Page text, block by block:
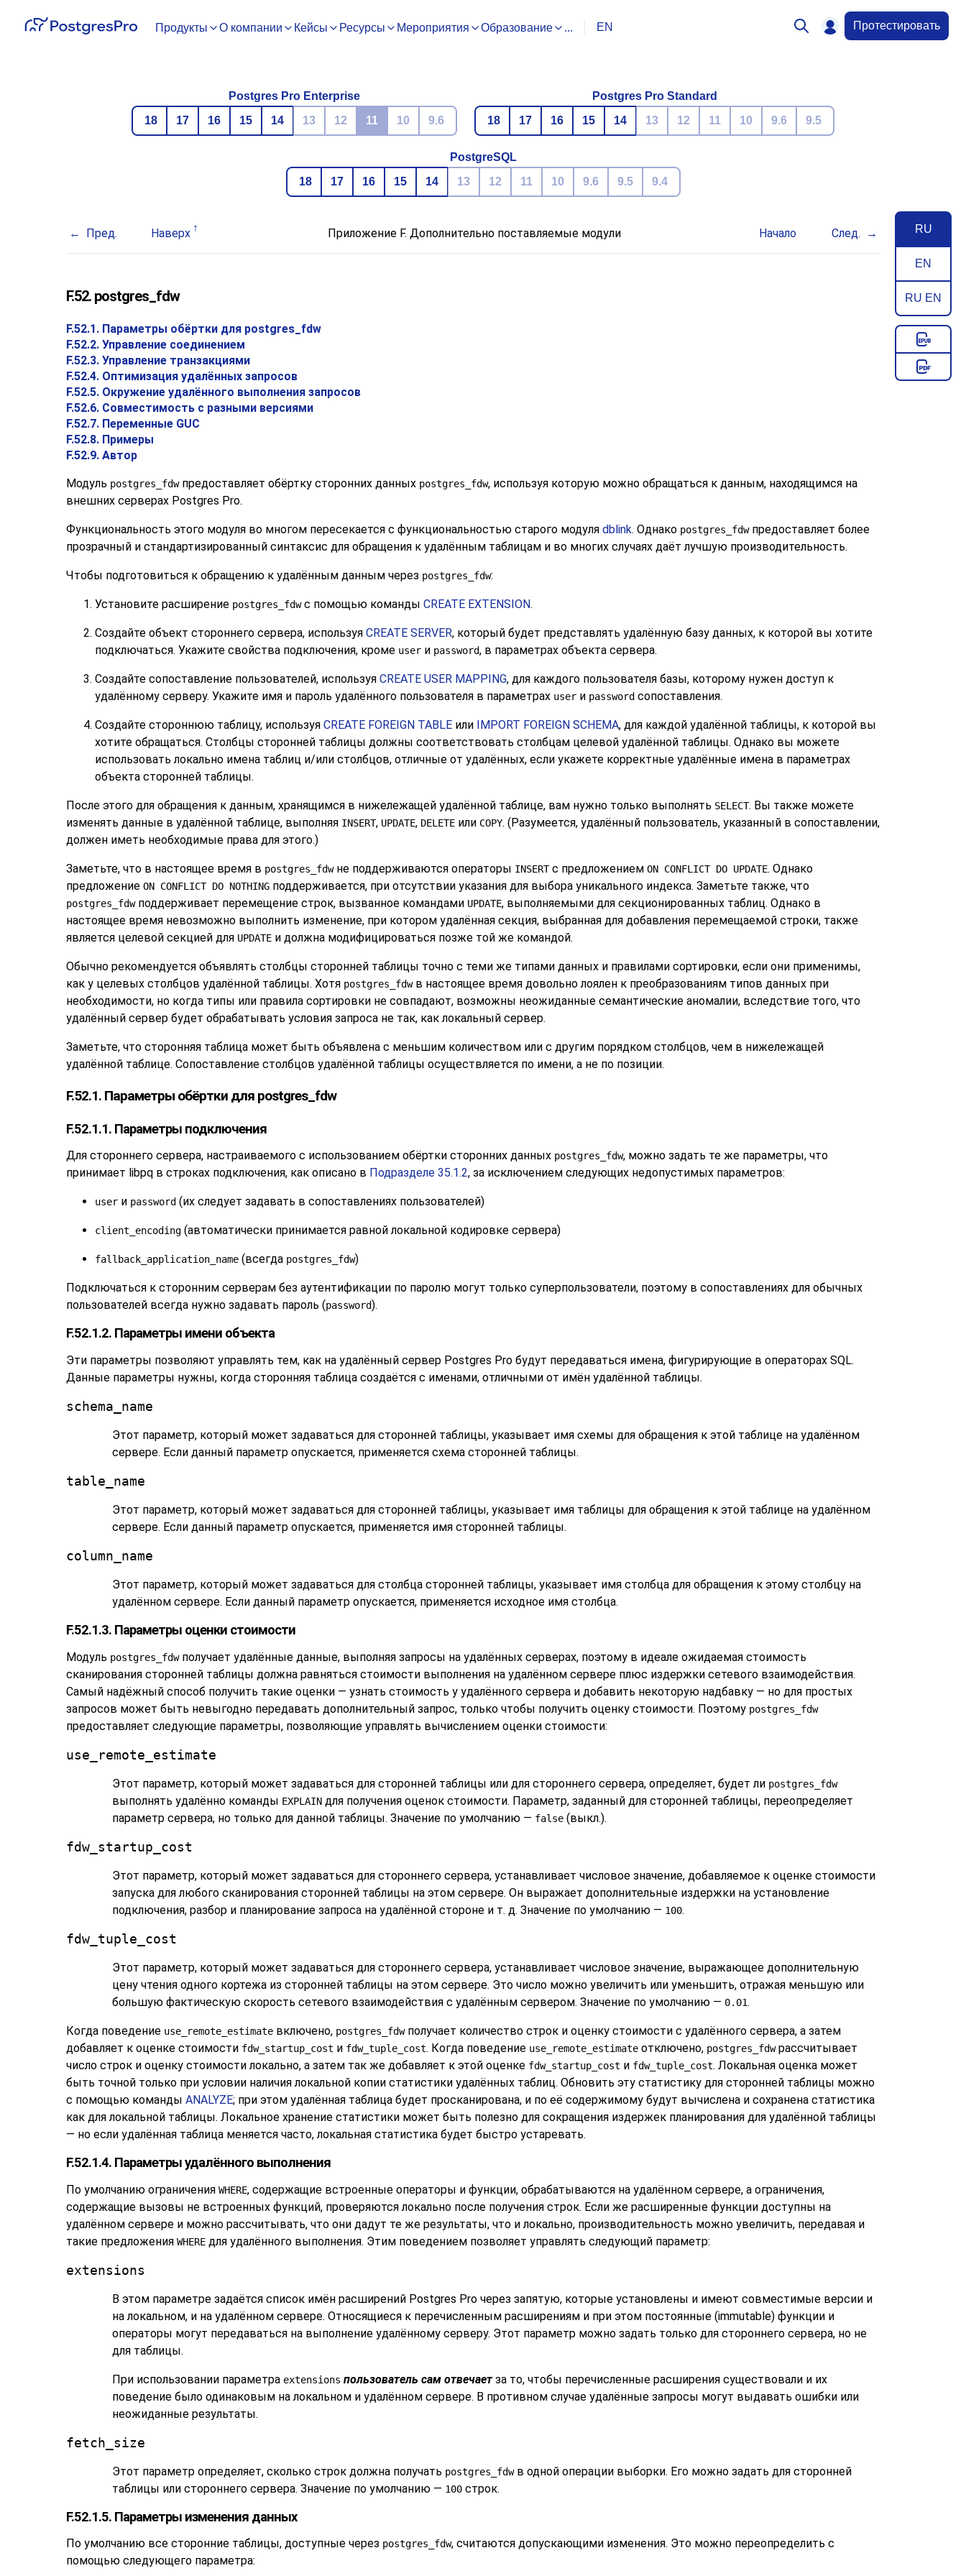
Продукты О компании Кейсы Ресурсы Мероприятия Образование ... EN Протестировать
Postgres Pro Enterprise
18
17 16 15 14 13 12 11 10 9.6
Postgres Pro Standard
18
17 16 15 14 13 12 11 10 9.6 9.5
PostgreSQL
18
17 16 15 14 13 12 11 10 9.6 9.5 9.4
RU
EN
RU EN
Пред. Наверх Приложение F. Дополнительно поставляемые модули Начало След.
F.52. postgres_fdw
F.52.1. Параметры обёртки для postgres_fdw
F.52.2. Управление соединением
F.52.3. Управление транзакциями
F.52.4. Оптимизация удалённых запросов
F.52.5. Окружение удалённого выполнения запросов
F.52.6. Совместимость с разными версиями
F.52.7. Переменные GUC
F.52.8. Примеры
F.52.9. Автор
Модуль postgres_fdwпредоставляет обёртку сторонних данных postgres_fdw, используя которую можно обращаться к данным, находящимся на
внешних серверах Postgres Pro.
Функциональность этого модуля во многом пересекается с функциональностью старого модуля dblink. Однако postgres_fdwпредоставляет более
прозрачный и стандартизированный синтаксис для обращения к удалённым таблицам и во многих случаях даёт лучшую производительность.
Чтобы подготовиться к обращению к удалённым данным через postgres_fdw:
Установите расширение postgres_fdwс помощью команды CREATE EXTENSION.
Создайте объект стороннего сервера, используя CREATE SERVER, который будет представлять удалённую базу данных, к которой вы хотите
подключаться. Укажите свойства подключения, кроме user и password, в параметрах объекта сервера.
Создайте сопоставление пользователей, используя CREATE USER MAPPING, для каждого пользователя базы, которому нужен доступ к
удалённому серверу. Укажите имя и пароль удалённого пользователя в параметрах user и password сопоставления.
Создайте стороннюю таблицу, используя CREATE FOREIGN TABLE или IMPORT FOREIGN SCHEMA, для каждой удалённой таблицы, к которой вы
хотите обращаться. Столбцы сторонней таблицы должны соответствовать столбцам целевой удалённой таблицы. Однако вы можете
использовать локально имена таблиц и/или столбцов, отличные от удалённых, если укажете корректные удалённые имена в параметрах
объекта сторонней таблицы.
После этого для обращения к данным, хранящимся в нижележащей удалённой таблице, вам нужно только выполнять SELECT. Вы также можете
изменять данные в удалённой таблице, выполняя INSERT, UPDATE, DELETE или COPY. (Разумеется, удалённый пользователь, указанный в сопоставлении,
должен иметь необходимые права для этого.)
Заметьте, что в настоящее время в postgres_fdwне поддерживаются операторы INSERTс предложением ON CONFLICT DO UPDATE. Однако
предложение ON CONFLICT DO NOTHING поддерживается, при отсутствии указания для выбора уникального индекса. Заметьте также, что
postgres_fdwподдерживает перемещение строк, вызванное командами UPDATE, выполняемыми для секционированных таблиц. Однако в
настоящее время невозможно выполнить изменение, при котором удалённая секция, выбранная для добавления перемещаемой строки, также
является целевой секцией для UPDATE и должна модифицироваться позже той же командой.
Обычно рекомендуется объявлять столбцы сторонней таблицы точно с теми же типами данных и правилами сортировки, если они применимы,
как у целевых столбцов удалённой таблицы. Хотя postgres_fdwв настоящее время довольно лоялен к преобразованиям типов данных при
необходимости, но когда типы или правила сортировки не совпадают, возможны неожиданные семантические аномалии, вследствие того, что
удалённый сервер будет обрабатывать условия запроса не так, как локальный сервер.
Заметьте, что сторонняя таблица может быть объявлена с меньшим количеством или с другим порядком столбцов, чем в нижележащей
удалённой таблице. Сопоставление столбцов удалённой таблицы осуществляется по имени, а не по позиции.
F.52.1. Параметры обёртки для postgres_fdw
F.52.1.1. Параметры подключения
Для стороннего сервера, настраиваемого с использованием обёртки сторонних данных postgres_fdw, можно задать те же параметры, что
принимает libpq в строках подключения, как описано в Подразделе 35.1.2, за исключением следующих недопустимых параметров:
user и password (их следует задавать в сопоставлениях пользователей)
client_encoding (автоматически принимается равной локальной кодировке сервера)
fallback_application_name (всегда postgres_fdw)
Подключаться к сторонним серверам без аутентификации по паролю могут только суперпользователи, поэтому в сопоставлениях для обычных
пользователей всегда нужно задавать пароль (password).
F.52.1.2. Параметры имени объекта
Эти параметры позволяют управлять тем, как на удалённый сервер Postgres Pro будут передаваться имена, фигурирующие в операторах SQL.
Данные параметры нужны, когда сторонняя таблица создаётся с именами, отличными от имён удалённой таблицы.
schema_name
Этот параметр, который может задаваться для сторонней таблицы, указывает имя схемы для обращения к этой таблице на удалённом
сервере. Если данный параметр опускается, применяется схема сторонней таблицы.
table_name
Этот параметр, который может задаваться для сторонней таблицы, указывает имя таблицы для обращения к этой таблице на удалённом
сервере. Если данный параметр опускается, применяется имя сторонней таблицы.
column_name
Этот параметр, который может задаваться для столбца сторонней таблицы, указывает имя столбца для обращения к этому столбцу на
удалённом сервере. Если данный параметр опускается, применяется исходное имя столбца.
F.52.1.3. Параметры оценки стоимости
Модуль postgres_fdwполучает удалённые данные, выполняя запросы на удалённых серверах, поэтому в идеале ожидаемая стоимость
сканирования сторонней таблицы должна равняться стоимости выполнения на удалённом сервере плюс издержки сетевого взаимодействия.
Самый надёжный способ получить такие оценки — узнать стоимость у удалённого сервера и добавить некоторую надбавку — но для простых
запросов может быть невыгодно передавать дополнительный запрос, только чтобы получить оценку стоимости. Поэтому postgres_fdw
предоставляет следующие параметры, позволяющие управлять вычислением оценки стоимости:
use_remote_estimate
Этот параметр, который может задаваться для сторонней таблицы или для стороннего сервера, определяет, будет ли postgres_fdw
выполнять удалённо команды EXPLAIN для получения оценок стоимости. Параметр, заданный для сторонней таблицы, переопределяет
параметр сервера, но только для данной таблицы. Значение по умолчанию — false (выкл.).
fdw_startup_cost
Этот параметр, который может задаваться для стороннего сервера, устанавливает числовое значение, добавляемое к оценке стоимости
запуска для любого сканирования сторонней таблицы на этом сервере. Он выражает дополнительные издержки на установление
подключения, разбор и планирование запроса на удалённой стороне и т. д. Значение по умолчанию — 100.
fdw_tuple_cost
Этот параметр, который может задаваться для стороннего сервера, устанавливает числовое значение, выражающее дополнительную
цену чтения одного кортежа из сторонней таблицы на этом сервере. Это число можно увеличить или уменьшить, отражая меньшую или
большую фактическую скорость сетевого взаимодействия с удалённым сервером. Значение по умолчанию — 0.01.
Когда поведение use_remote_estimate включено, postgres_fdwполучает количество строк и оценку стоимости с удалённого сервера, а затем
добавляет к оценке стоимости fdw_startup_cost и fdw_tuple_cost. Когда поведение use_remote_estimate отключено, postgres_fdwрассчитывает
число строк и оценку стоимости локально, а затем так же добавляет к этой оценке fdw_startup_cost и fdw_tuple_cost. Локальная оценка может
быть точной только при условии наличия локальной копии статистики удалённых таблиц. Обновить эту статистику для сторонней таблицы можно
с помощью команды ANALYZE; при этом удалённая таблица будет просканирована, и по её содержимому будут вычислена и сохранена статистика
как для локальной таблицы. Локальное хранение статистики может быть полезно для сокращения издержек планирования для удалённой таблицы
— но если удалённая таблица меняется часто, локальная статистика будет быстро устаревать.
F.52.1.4. Параметры удалённого выполнения
По умолчанию ограничения WHERE, содержащие встроенные операторы и функции, обрабатываются на удалённом сервере, а ограничения,
содержащие вызовы не встроенных функций, проверяются локально после получения строк. Если же расширенные функции доступны на
удалённом сервере и можно рассчитывать, что они дадут те же результаты, что и локально, производительность можно увеличить, передавая и
такие предложения WHERE для удалённого выполнения. Этим поведением позволяет управлять следующий параметр:
extensions
В этом параметре задаётся список имён расширений Postgres Pro через запятую, которые установлены и имеют совместимые версии и
на локальном, и на удалённом сервере. Относящиеся к перечисленным расширениям и при этом постоянные (immutable) функции и
операторы могут передаваться на выполнение удалённому серверу. Этот параметр можно задать только для стороннего сервера, но не
для таблицы.
При использовании параметра extensions пользователь сам отвечаетза то, чтобы перечисленные расширения существовали и их
поведение было одинаковым на локальном и удалённом сервере. В противном случае удалённые запросы могут выдавать ошибки или
неожиданные результаты.
fetch_size
Этот параметр определяет, сколько строк должна получать postgres_fdwв одной операции выборки. Его можно задать для сторонней
таблицы или стороннего сервера. Значение по умолчанию — 100 строк.
F.52.1.5. Параметры изменения данных
По умолчанию все сторонние таблицы, доступные через postgres_fdw, считаются допускающими изменения. Это можно переопределить с
помощью следующего параметра: